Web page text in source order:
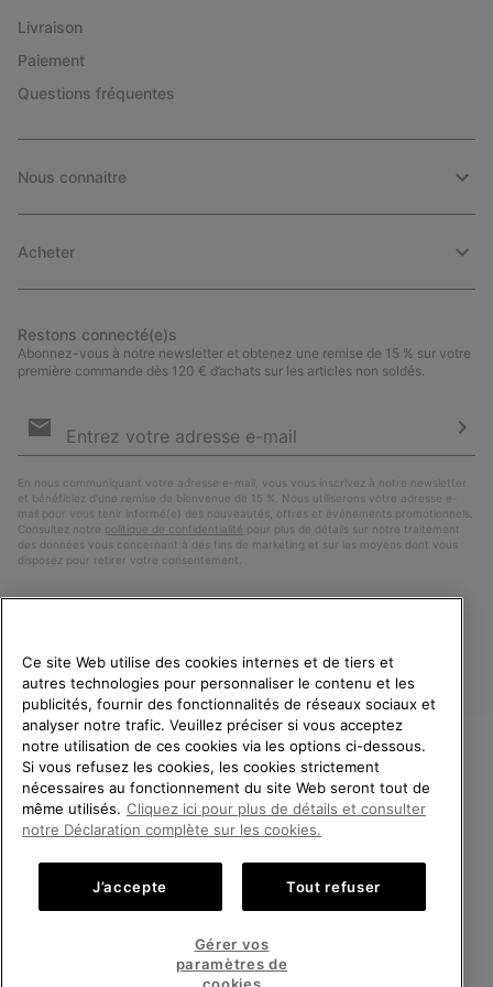
Livraison
Paiement
Questions fréquentes
Nous connaitre
Acheter
Restons connecté(e)s
Abonnez-vous à notre newsletter et obtenez une remise de 15 % sur votre
première commande dès 120 € d’achats sur les articles non soldés.
par
En nous communiquant votre adresse e-mail, vous vous inscrivez à notre newsletter
et bénéficiez d’une remise de bienvenue de 15 %. Nous utiliserons votre adresse e-
mail pour vous tenir informé(e) des nouveautés, offres et événements promotionnels.
Consultez notre politique de confidentialité pour plus de détails sur notre traitement
des données vous concernant à des fins de marketing et sur les moyens dont vous
disposez pour retirer votre consentement.
France
©2026 SOREL. Tous droits réservés.
Conditions Générales de Vente Garanties Légales Cookies
Impressum Public CBCR
Service client: Lun - Sam de 9h à 13h et de 14h à 18h
BIENVENUE CHEZ SOREL.
VEUILLEZ SÉLECTIONNER
VOTRE PAYS DE LIVRAISON.
Achats en ligne disponibles
Ce site Web utilise des cookies internes et de tiers et
autres technologies pour personnaliser le contenu et les
publicités, fournir des fonctionnalités de réseaux sociaux et
analyser notre trafic. Veuillez préciser si vous acceptez
notre utilisation de ces cookies via les options ci-dessous.
Si vous refusez les cookies, les cookies strictement
nécessaires au fonctionnement du site Web seront tout de
même utilisés. Cliquez ici pour plus de détails et consulter
notre Déclaration complète sur les cookies.
J’accepte Tout refuser
Gérer vos
paramètres de